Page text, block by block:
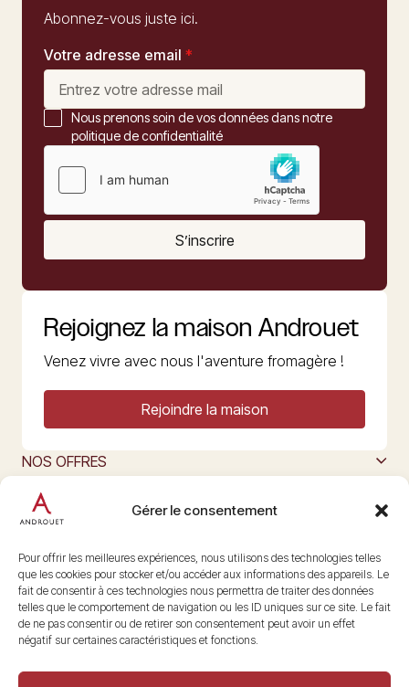
Gérer le consentement
Pour offrir les meilleures expériences, nous utilisons des technologies telles
que les cookies pour stocker et/ou accéder aux informations des appareils. Le
fait de consentir à ces technologies nous permettra de traiter des données
telles que le comportement de navigation ou les ID uniques sur ce site. Le fait
de ne pas consentir ou de retirer son consentement peut avoir un effet
négatif sur certaines caractéristiques et fonctions.
Abonnez-vous juste ici.
Votre adresse email *
Nous prenons soin de vos données dans notre
politique de confidentialité
S’inscrire
Rejoignez la maison Androuet
Venez vivre avec nous l'aventure fromagère !
Rejoindre la maison
NOS OFFRES
L’ART DU FROMAGE
Nous suivre
@maisonandrouet
Copyright © 2026 Androuet
Site parMake the Grade